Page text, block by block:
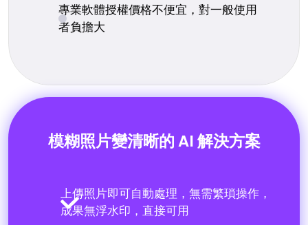
專業軟體授權價格不便宜，對一般使用
者負擔大
模糊照片變清晰的 AI 解決方案
上傳照片即可自動處理，無需繁瑣操作，
成果無浮水印，直接可用